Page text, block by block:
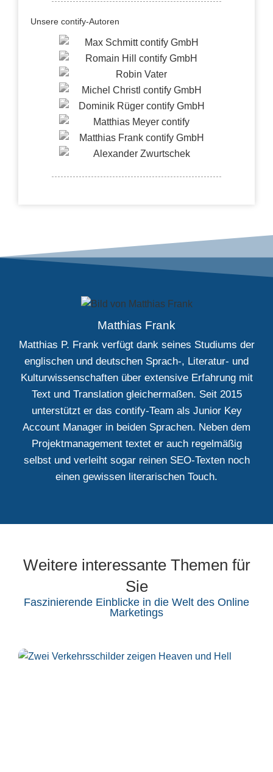
Unsere contify-Autoren
Matthias Frank
Matthias P. Frank verfügt dank seines Studiums der
englischen und deutschen Sprach-, Literatur- und
Kulturwissenschaften über extensive Erfahrung mit
Text und Translation gleichermaßen. Seit 2015
unterstützt er das contify-Team als Junior Key
Account Manager in beiden Sprachen. Neben dem
Projektmanagement textet er auch regelmäßig
selbst und verleiht sogar reinen SEO-Texten noch
einen gewissen literarischen Touch.
Weitere interessante Themen für
Sie
Faszinierende Einblicke in die Welt des Online
Marketings